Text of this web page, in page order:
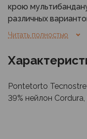
крою
различных
балаклаву, шапочку
Читать полностью
Pontetorto
39% нейлон